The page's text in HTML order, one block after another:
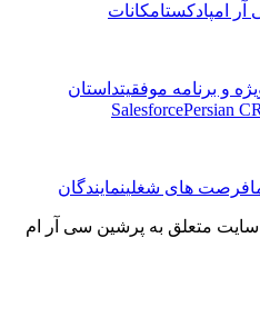
آر امپادکستامکانات
و برنامه موفقیتداستان
Persian
فرصت های شغلینمایندگان
متعلق به پرشین سی آر ام